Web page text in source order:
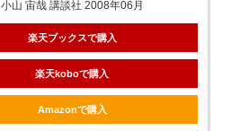
小山 宙哉 講談社 2008年06月
楽天ブックスで購入
楽天koboで購入
Amazonで購入